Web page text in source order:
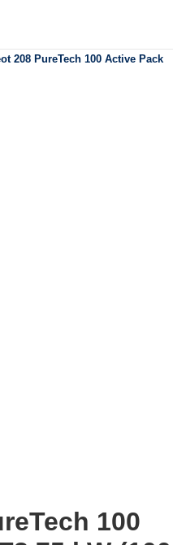
208 PureTech 100 Active Pack
100